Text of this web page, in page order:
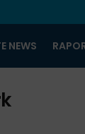
NEWS